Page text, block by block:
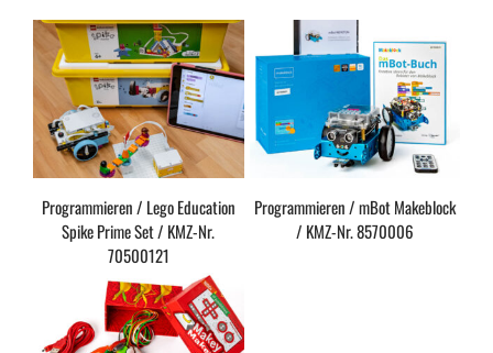
Programmieren / Lego Education
Spike Prime Set / KMZ-Nr.
70500121
Programmieren / mBot Makeblock
/ KMZ-Nr. 8570006